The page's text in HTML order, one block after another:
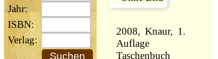
Jahr:
ISBN:
Verlag:
2008, Knaur, 1.
Auflage
Taschenbuch